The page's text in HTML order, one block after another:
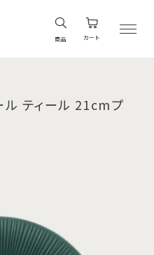
商品 カート
ティール 21cmプ